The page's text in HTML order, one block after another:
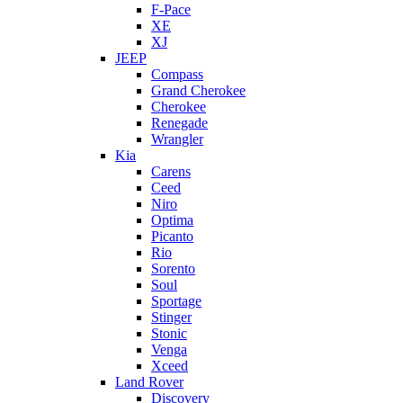
F-Pace
XE
XJ
JEEP
Compass
Grand Cherokee
Cherokee
Renegade
Wrangler
Kia
Carens
Ceed
Niro
Optima
Picanto
Rio
Sorento
Soul
Sportage
Stinger
Stonic
Venga
Xceed
Land Rover
Discovery